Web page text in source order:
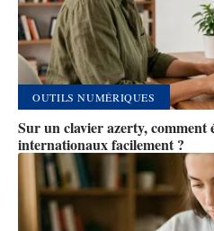
OUTILS NUMÉRIQUES
Sur un clavier azerty, comment
internationaux facilement ?